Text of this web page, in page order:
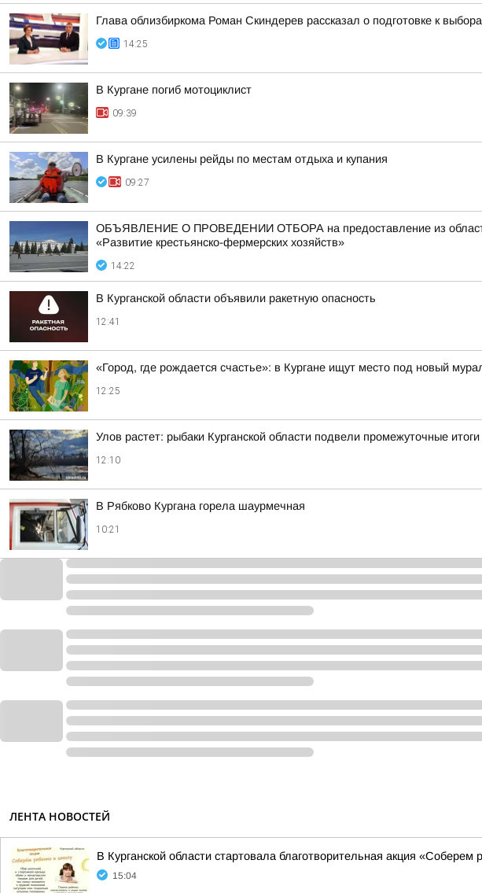
Глава облизбиркома Роман Скиндерев рассказал о подготовке к
14:25
В Кургане погиб мотоциклист
09:39
В Кургане усилены рейды по местам отдыха и купания
09:27
ОБЪЯВЛЕНИЕ О ПРОВЕДЕНИИ ОТБОРА на предоставление из
«Развитие крестьянско-фермерских хозяйств»
14:22
В Курганской области объявили ракетную опасность
12:41
«Город, где рождается счастье»: в Кургане ищут место под новый
12:25
Улов растет: рыбаки Курганской области подвели промежуточные итоги
12:10
В Рябково Кургана горела шаурмечная
10:21
ЛЕНТА НОВОСТЕЙ
В Курганской области стартовала благотворительная акция «Соберем
15:04